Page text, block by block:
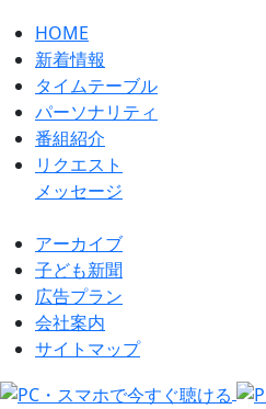
HOME
新着情報
タイムテーブル
パーソナリティ
番組紹介
リクエスト
メッセージ
アーカイブ
⼦ども新聞
広告プラン
会社案内
サイトマップ